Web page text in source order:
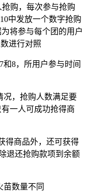
购，每次参与抢购
中发放一个数字抢购
将参与每个团的用户
进行对照
8，所用户参与时间
况，抢购人数满足要
一人可成功抢得商
得商品外，还可获得
退还抢购款项到余额
苗数量不同